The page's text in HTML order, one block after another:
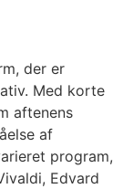
der er
Med korte
aftenens
af
program,
Edvard